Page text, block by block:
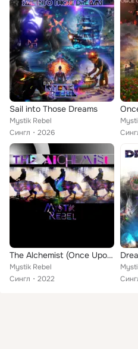
Sail into Those Dreams
Mystik Rebel
Сингл
2026
The Alchemist (Once Upon a Time in a Dream)
Mystik Rebel
Сингл
2022